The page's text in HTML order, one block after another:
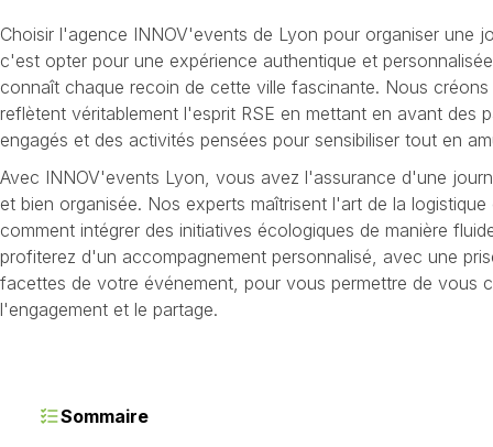
Choisir l'agence INNOV'events de Lyon pour organiser une
c'est opter pour une expérience authentique et
connaît chaque recoin de cette ville fascinante. Nous
reflètent véritablement l'esprit RSE en mettant en avant des
engagés et des activités pensées pour sensibiliser tout en
Avec INNOV'events Lyon, vous avez l'assurance d'une
et bien organisée. Nos experts maîtrisent l'art de la
comment intégrer des initiatives écologiques de manière
profiterez d'un accompagnement personnalisé, avec une
facettes de votre événement, pour vous permettre de vous
l'engagement et le partage.
Sommaire